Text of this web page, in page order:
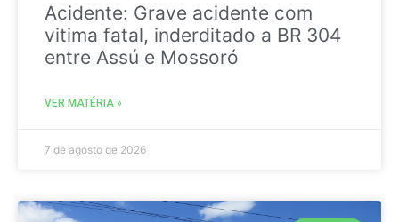
Acidente: Grave acidente com
vitima fatal, inderditado a BR 304
entre Assú e Mossoró
VER MATÉRIA »
7 de agosto de 2026